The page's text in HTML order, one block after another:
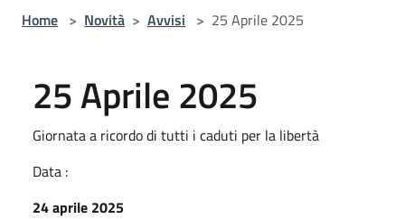
Home > Novità > Avvisi > 25 Aprile 2025
25 Aprile 2025
Giornata a ricordo di tutti i caduti per la libertà
Data :
24 aprile 2025